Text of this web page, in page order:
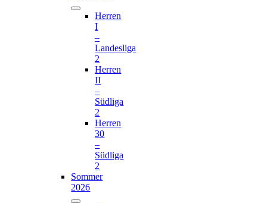
Herren
I
–
Landesliga
2
Herren
II
–
Südliga
2
Herren
30
–
Südliga
2
Sommer
2026